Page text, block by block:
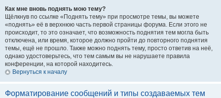
Как мне вновь поднять мою тему?
Щёлкнув по ссылке «Поднять тему» при просмотре темы, вы можете
«поднять» её в верхнюю часть первой страницы форума. Если этого не
происходит, то это означает, что возможность поднятия тем могла быть
отключена, или время, которое должно пройти до повторного поднятия
темы, ещё не прошло. Также можно поднять тему, просто ответив на неё,
однако удостоверьтесь, что тем самым вы не нарушаете правила
конференции, на которой находитесь.
Вернуться к началу
Форматирование сообщений и типы создаваемых тем